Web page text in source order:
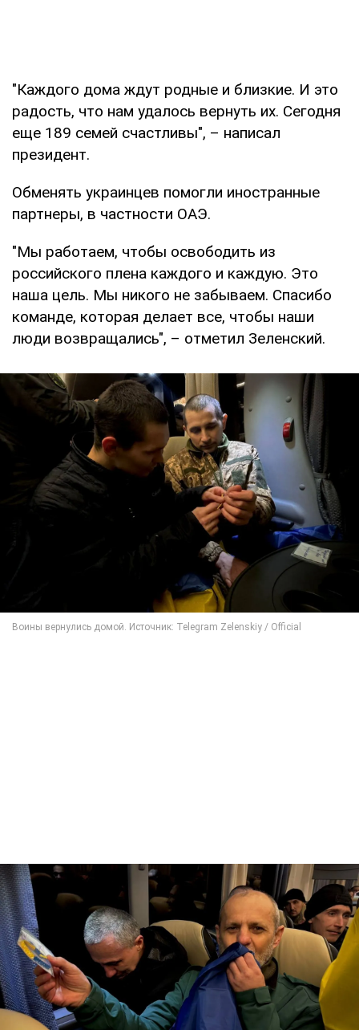
"Каждого дома ждут родные и близкие. И это
радость, что нам удалось вернуть их. Сегодня
еще 189 семей счастливы", – написал
президент.
Обменять украинцев помогли иностранные
партнеры, в частности ОАЭ.
"Мы работаем, чтобы освободить из
российского плена каждого и каждую. Это
наша цель. Мы никого не забываем. Спасибо
команде, которая делает все, чтобы наши
люди возвращались", – отметил Зеленский.